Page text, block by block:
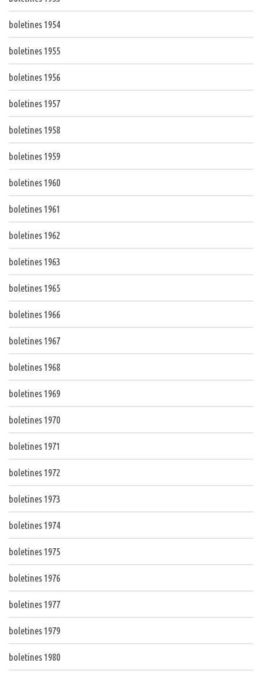
boletines 1954
boletines 1955
boletines 1956
boletines 1957
boletines 1958
boletines 1959
boletines 1960
boletines 1961
boletines 1962
boletines 1963
boletines 1965
boletines 1966
boletines 1967
boletines 1968
boletines 1969
boletines 1970
boletines 1971
boletines 1972
boletines 1973
boletines 1974
boletines 1975
boletines 1976
boletines 1977
boletines 1979
boletines 1980